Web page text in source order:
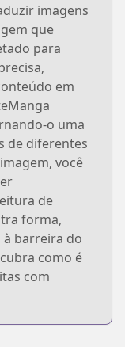
imagens
que
para
em
o uma
de diferentes
você
de
forma,
à barreira do
como é
com